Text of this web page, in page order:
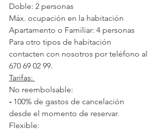
Doble: 2 personas
Máx. ocupación en la habitación
Apartamento o Familiar: 4 personas
Para otro tipos de habitación
contacten con nosotros por teléfono al
670 69 02 99.
Tarifas:
No reembolsable:
- 100% de gastos de cancelación
desde el momento de reservar.
Flexible: